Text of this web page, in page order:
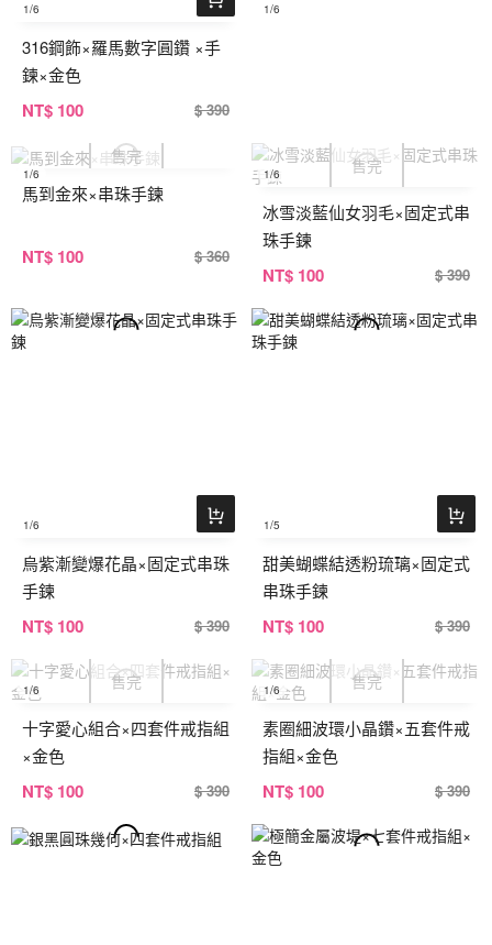
1/6
316鋼飾×羅馬數字圓鑽 ×手
鍊×金色
NT$ 100 $ 390
1/6
1/6
馬到金來×串珠手鍊
NT$ 100 $ 360
1/6
冰雪淡藍仙女羽毛×固定式串
珠手鍊
NT$ 100 $ 390
1/6
烏紫漸變爆花晶×固定式串珠
手鍊
NT$ 100 $ 390
1/5
甜美蝴蝶結透粉琉璃×固定式
串珠手鍊
NT$ 100 $ 390
1/6
十字愛心組合×四套件戒指組
×金色
NT$ 100 $ 390
1/6
素圈細波環小晶鑽×五套件戒
指組×金色
NT$ 100 $ 390